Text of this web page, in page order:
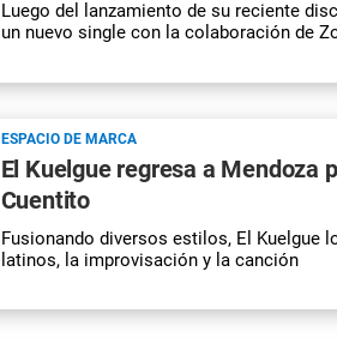
Luego del lanzamiento de su reciente
un nuevo single con la colaboración de
ESPACIO DE MARCA
El Kuelgue regresa a Mendoza
Cuentito
Fusionando diversos estilos, El Kuelgue
latinos, la improvisación y la canción